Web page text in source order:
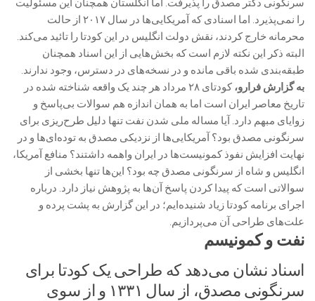
سرنگونی دکتر مصدق را پذیرفت. اما انگلستان همچنان این مسئولیت
را نمی‌پذیرد. اما اسنادی که آمریکایی‌ها در سال ۲۰۱۷ از حالت
محرمانه خارج کردند، نقش دولت انگلیس در این کودتا را تائید می‌کند.
البته ذکر این نکته لازم است که بخش‌هایی از این اسناد همچنان
طبقه‌بندی شده باقی مانده و در نسخه‌های در دسترس، وجود ندارند.
به گزارش فرارو،
کودتای ۲۸ مرداد هر چند یک واقعه شناخته شده در
تاریخ معاصر ایران است اما به همان اندازه هم سوالات بی‌پاسخ و
زوایای مبهم دارد. آیا مساله ملی شدن نفت تنها دلیل طرح‌ریزی برای
سرنگونی مصدق بود؟ آمریکایی‌ها از نزدیکی مصدق به توده‌ای‌ها و در
نهایت افزایش نفوذ کمونیست‌ها در ایران واهمه داشتند؟ منافع آمریکا،
انگلیس و شاه از سرنگونی مصدق چه بود؟ این‌ها تنها بخشی از
سوالاتی است که پیدا کردن پاسخ آن‌ها به پژوهش نیاز دارد. درباره
اجرای برنامه کودتا زیاد شنیده‌ایم؛ در این گزارش به پشت پرده و
علت‌های طراحی آن می‌پردازیم.
نفت و کمونیسم
اسناد نشان می‌دهد که طراحی یک کودتا برای
سرنگونی مصدق، از سال ۱۳۳۱ و از سوی